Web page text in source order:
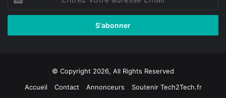
votre
adresse
© Copyright 2026, All Rights Reserved
Accueil
Contact Annonceurs Soutenir Tech2Tech.fr